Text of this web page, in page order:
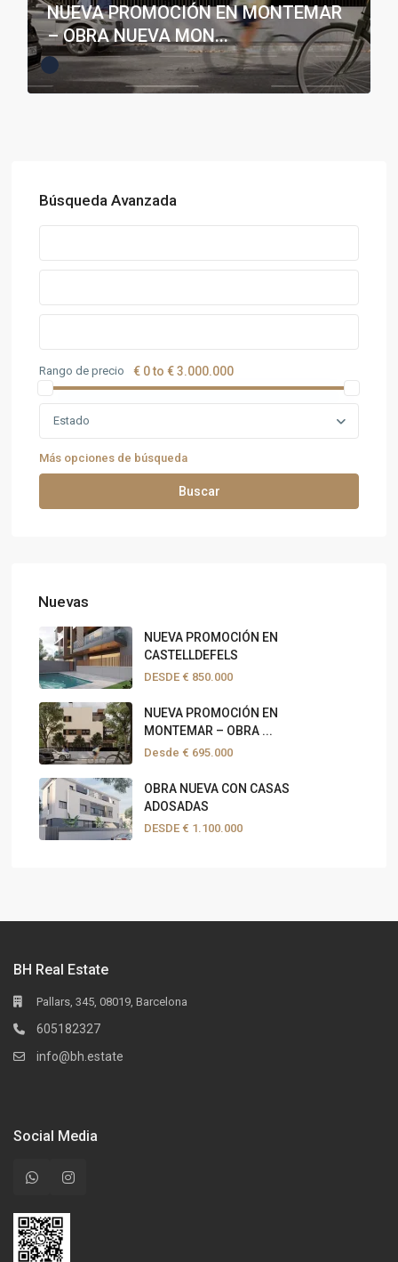
NUEVA PROMOCIÓN EN MONTEMAR
– OBRA NUEVA MON...
Búsqueda Avanzada
Rango de precio € 0 to € 3.000.000
Estado
Más opciones de búsqueda
Buscar
Nuevas
NUEVA PROMOCIÓN EN
CASTELLDEFELS
DESDE € 850.000
NUEVA PROMOCIÓN EN
MONTEMAR – OBRA ...
Desde € 695.000
OBRA NUEVA CON CASAS
ADOSADAS
DESDE € 1.100.000
BH Real Estate
Pallars, 345, 08019, Barcelona
605182327
info@bh.estate
Social Media